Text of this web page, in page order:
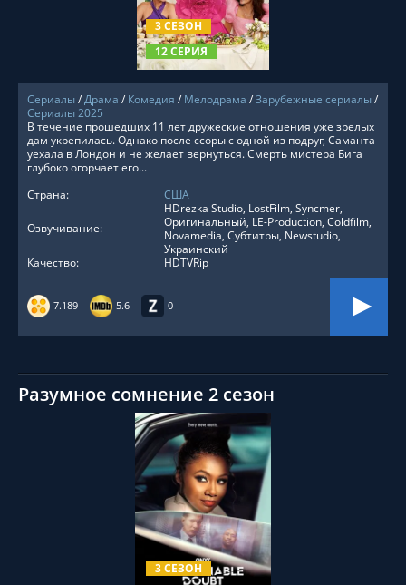
3 СЕЗОН
12 СЕРИЯ
Сериалы/Драма / Комедия / Мелодрама /Зарубежные сериалы/
Сериалы 2025
7.189 5.6 0
В течение прошедших 11 лет дружеские отношения уже зрелых
дам укрепилась. Однако после ссоры с одной из подруг, Саманта
уехала в Лондон и не желает вернуться. Смерть мистера Бига
глубоко огорчает его...
Страна:
США
Озвучивание:
HDrezka Studio, LostFilm, Syncmer,
Оригинальный, LE-Production, Coldfilm,
Novamedia, Субтитры, Newstudio,
Украинский
Качество:
HDTVRip
Разумное сомнение 2 сезон
3 СЕЗОН
СМОТРЕТЬ ОНЛАЙН